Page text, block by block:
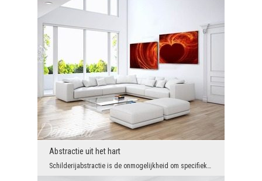
Abstractie uit het hart
Schilderijabstractie is de onmogelijkheid om specifieke objecten te onderscheiden. De kunstenaar ...